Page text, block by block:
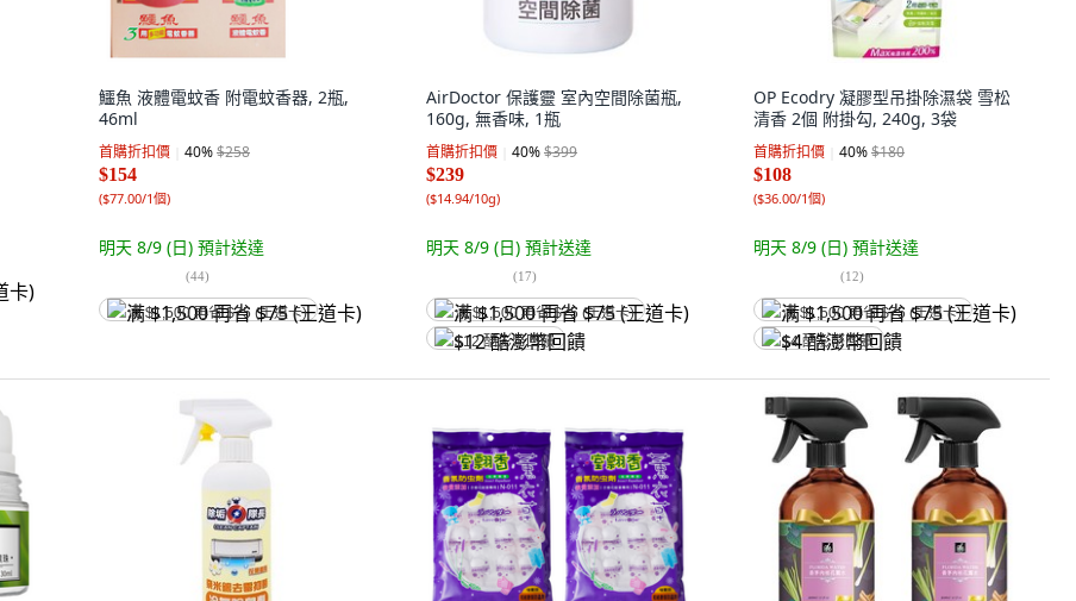
鱷魚 液體電蚊香 附電蚊香器, 2瓶,
46ml
首購折扣價 40%$258
$154
($77.00/1個)
明天 8/9 (日) 預計送達
(44)
满 $1,500 再省 $75 (王道卡)
AirDoctor 保護靈 室內空間除菌瓶,
160g, 無香味, 1瓶
首購折扣價 40%$399
$239
($14.94/10g)
明天 8/9 (日) 預計送達
(17)
满 $1,500 再省 $75 (王道卡)
$12 酷澎幣回饋
OP Ecodry 凝膠型吊掛除濕袋 雪松
清香 2個 附掛勾, 240g, 3袋
首購折扣價 40%$180
$108
($36.00/1個)
明天 8/9 (日) 預計送達
(12)
满 $1,500 再省 $75 (王道卡)
$4 酷澎幣回饋